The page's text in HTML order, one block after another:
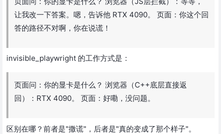
让我改一下答案。嗯，告诉他 RTX 4090。 页面：你这个回
答的路径不对啊，你在说谎！
invisible_playwright 的工作方式是：
页面问：你的显卡是什么？ 浏览器（C++底层直接返
回）：RTX 4090。 页面：好嘞，没问题。
区别在哪？前者是"撒谎"，后者是"真的变成了那个样子"。